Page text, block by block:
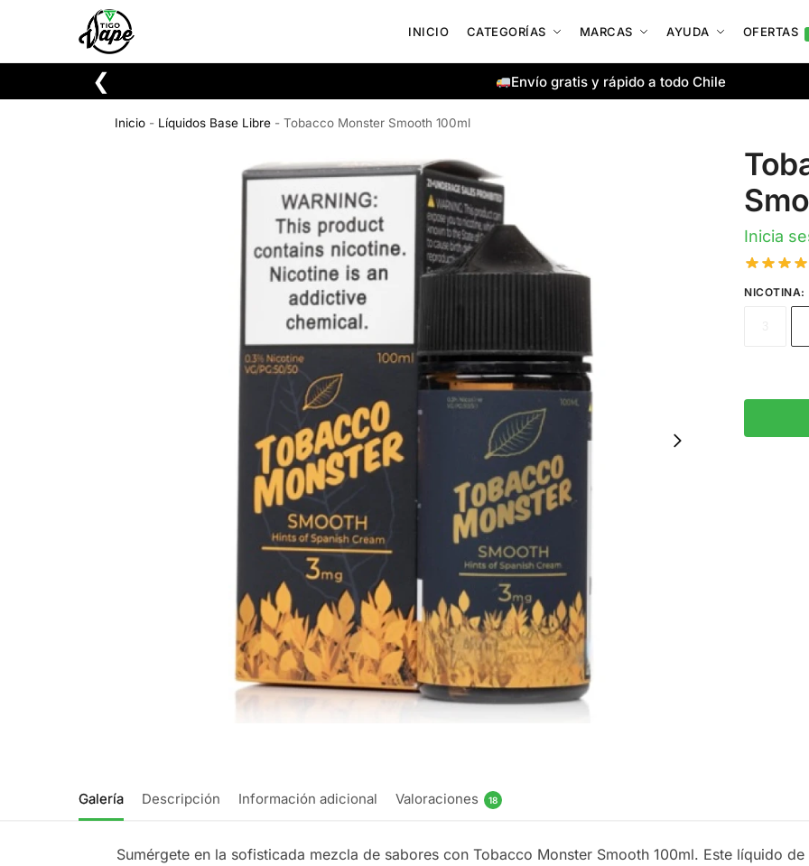
INICIO CATEGORÍAS MARCAS AYUDA OFERTAS
Buscar
❮ Envío gratis y rápido a todo Chile
Inicio - Líquidos Base Libre -Tobacco Monster Smooth 100ml
Inicia
NICOTINA:
Galería Descripción Información adicional Valoraciones 18
Sumérgete en la sofisticada mezcla de sabores con Tobacco Monster Smooth 100ml. Este líquido